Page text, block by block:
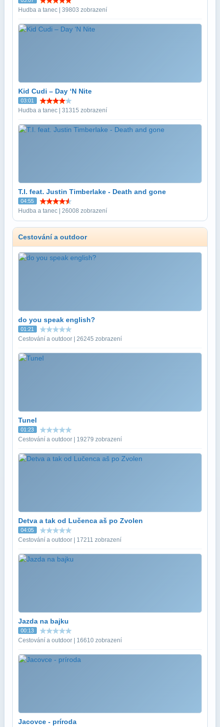
Hudba a tanec | 39803 zobrazení
Kid Cudi – Day ‘N Nite
03:01
Hudba a tanec | 31315 zobrazení
T.I. feat. Justin Timberlake - Death and gone
04:55
Hudba a tanec | 26008 zobrazení
Cestování a outdoor
do you speak english?
01:21
Cestování a outdoor | 26245 zobrazení
Tunel
01:23
Cestování a outdoor | 19279 zobrazení
Detva a tak od Lučenca aš po Zvolen
04:05
Cestování a outdoor | 17211 zobrazení
Jazda na bajku
00:13
Cestování a outdoor | 16610 zobrazení
Jacovce - príroda